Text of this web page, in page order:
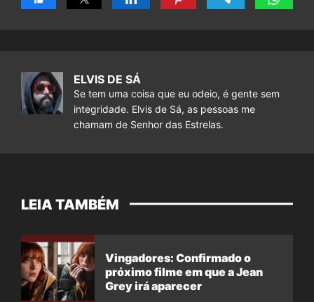
ELVIS DE SÁ
Se tem uma coisa que eu odeio, é gente sem
integridade. Elvis de Sá, as pessoas me
chamam de Senhor das Estrelas.
LEIA TAMBÉM
Vingadores: Confirmado o
próximo filme em que a Jean
Grey irá aparecer